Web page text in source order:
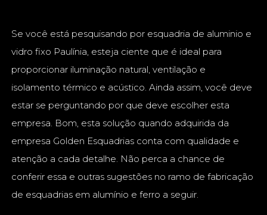
Se você está pesquisando por esquadria de aluminio e
vidro fixo Paulínia, esteja ciente que é ideal para
proporcionar iluminação natural, ventilação e
isolamento térmico e acústico. Ainda assim, você deve
estar se perguntando por que deve escolher esta
empresa. Bom, esta solução quando adquirida da
empresa Golden Esquadrias conta com qualidade e
atenção a cada detalhe. Não perca a chance de
conferir essa e outras sugestões no ramo de fabricação
de esquadrias em alumínio e ferro a seguir.